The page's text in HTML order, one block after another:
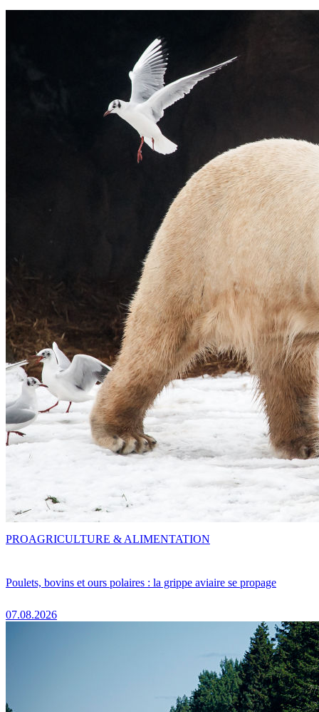
Poulets, bovins et ours polaires : la grippe aviaire se propage
07.08.2026
PROAGRICULTURE & ALIMENTATION